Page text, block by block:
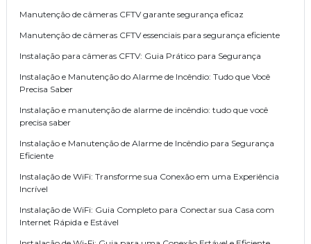
Manutenção de câmeras CFTV garante segurança eficaz
Manutenção de câmeras CFTV essenciais para segurança eficiente
Instalação para câmeras CFTV: Guia Prático para Segurança
Instalação e Manutenção do Alarme de Incêndio: Tudo que Você
Precisa Saber
Instalação e manutenção de alarme de incêndio: tudo que você
precisa saber
Instalação e Manutenção de Alarme de Incêndio para Segurança
Eficiente
Instalação de WiFi: Transforme sua Conexão em uma Experiência
Incrível
Instalação de WiFi: Guia Completo para Conectar sua Casa com
Internet Rápida e Estável